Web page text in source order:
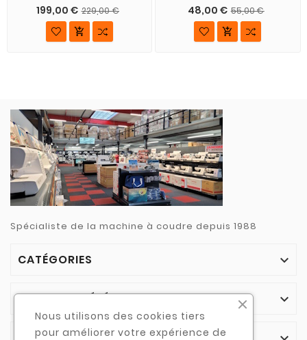
199,00 € 229,00 €

48,00 € 55,00 €

Spécialiste de la machine à coudre depuis 1988
CATÉGORIES 

Nous utilisons des cookies tiers
pour améliorer votre expérience de